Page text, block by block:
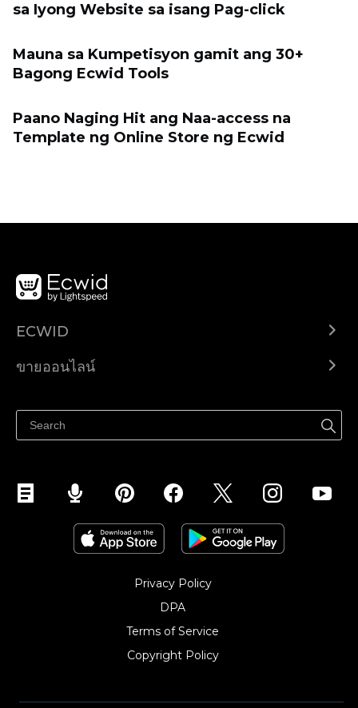
sa Iyong Website sa isang Pag-click
Mauna sa Kumpetisyon gamit ang 30+
Bagong Ecwid Tools
Paano Naging Hit ang Naa-access na
Template ng Online Store ng Ecwid
ECWID
ราคา
ขายออนไลน์
ขายบนเฟสบุ๊ค
Privacy Policy
DPA
Terms of Service
Copyright Policy‎